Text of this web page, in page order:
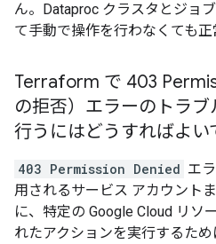
ん。Dataproc クラスタとジョ
て手動で操作を行わなくても正
Terraform で 403
の拒否）エラーのトラ
行うにはどうすればよい
403 Permission Denied エ
用されるサービス アカウント
に、特定の Google Cloud リソ
れたアクションを実行するた